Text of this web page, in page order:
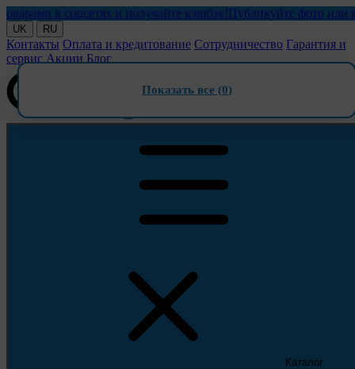
в соцсетях и получайте кэшбэк!Публикуйте фото или
UK RU
Контакты Оплата и кредитование Сотрудничество Гарантия и
сервис Акции Блог
Каталог
Показать все (0)